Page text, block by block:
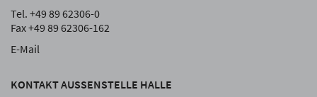
Tel. +49 89 62306-0
Fax +49 89 62306-162
E-Mail
KONTAKT AUSSENSTELLE HALLE